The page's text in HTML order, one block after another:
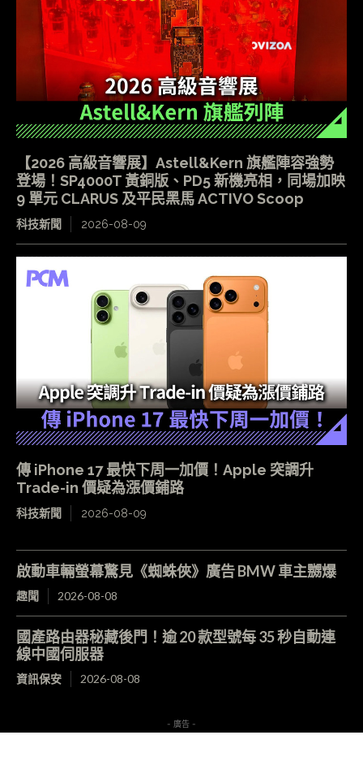
【2026 高級音響展】Astell&Kern 旗艦陣容強勢
登場！SP4000T 黃銅版、PD5 新機亮相，同場加映
9 單元 CLARUS 及平民黑馬 ACTIVO Scoop
科技新聞 2026-08-09
傳 iPhone 17 最快下周一加價！Apple 突調升
Trade-in 價疑為漲價鋪路
科技新聞 2026-08-09
啟動車輛螢幕驚見《蜘蛛俠》廣告 BMW 車主嬲爆
趣聞 2026-08-08
國產路由器秘藏後門！逾 20 款型號每 35 秒自動連
線中國伺服器
資訊保安 2026-08-08
- 廣告 -